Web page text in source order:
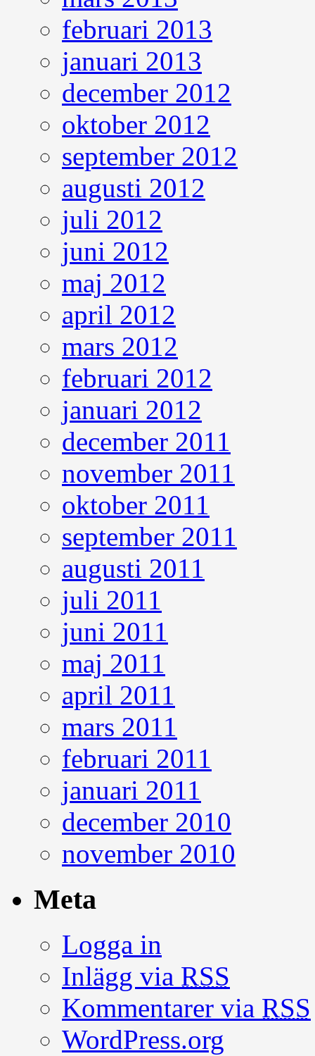
februari 2013
januari 2013
december 2012
oktober 2012
september 2012
augusti 2012
juli 2012
juni 2012
maj 2012
april 2012
mars 2012
februari 2012
januari 2012
december 2011
november 2011
oktober 2011
september 2011
augusti 2011
juli 2011
juni 2011
maj 2011
april 2011
mars 2011
februari 2011
januari 2011
december 2010
november 2010
Meta
Logga in
Inlägg via RSS
Kommentarer via RSS
WordPress.org